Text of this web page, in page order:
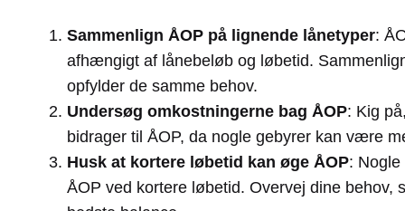
Sammenlign ÅOP på lignende lånetyper:
afhængigt af lånebeløb og løbetid.
opfylder de samme behov.
Undersøg omkostningerne bag ÅOP: Kig
bidrager til ÅOP, da nogle gebyrer kan være
Husk at kortere løbetid kan øge ÅOP:
ÅOP ved kortere løbetid. Overvej dine behov,